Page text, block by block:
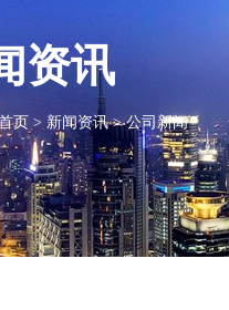
资讯
页 > 新闻资讯>公司新闻